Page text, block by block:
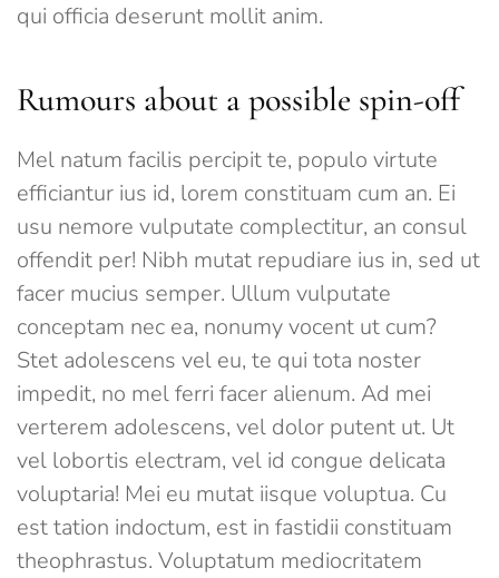
qui officia deserunt mollit anim.
Rumours about a possible spin-off
Mel natum facilis percipit te, populo virtute
efficiantur ius id, lorem constituam cum an. Ei
usu nemore vulputate complectitur, an consul
offendit per! Nibh mutat repudiare ius in, sed ut
facer mucius semper. Ullum vulputate
conceptam nec ea, nonumy vocent ut cum?
Stet adolescens vel eu, te qui tota noster
impedit, no mel ferri facer alienum. Ad mei
verterem adolescens, vel dolor putent ut. Ut
vel lobortis electram, vel id congue delicata
voluptaria! Mei eu mutat iisque voluptua. Cu
est tation indoctum, est in fastidii constituam
theophrastus. Voluptatum mediocritatem